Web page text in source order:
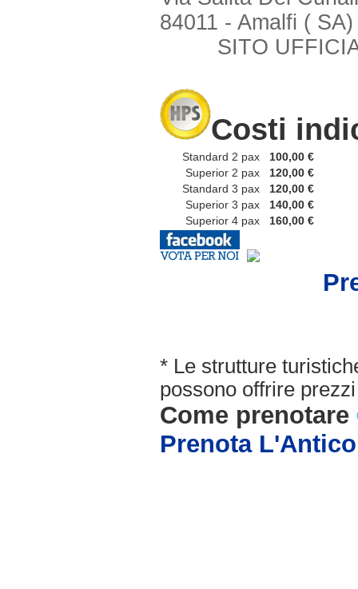
84011 - Amalfi ( SA)
SITO
Costi
Standard 2 pax
100,00 €
Superior 2 pax
120,00 €
Standard 3 pax
120,00 €
Superior 3 pax
140,00 €
Superior 4 pax
160,00 €
* Le strutture
possono offrire
Come prenotare
Prenota